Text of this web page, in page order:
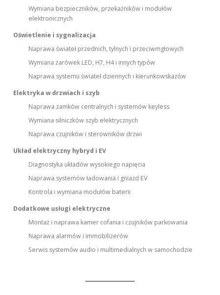
Wymiana bezpieczników, przekaźników i modułów
elektronicznych
Oświetlenie i sygnalizacja
Naprawa świateł przednich, tylnych i przeciwmgłowych
Wymiana żarówek LED, H7, H4 i innych typów
Naprawa systemu świateł dziennych i kierunkowskazów
Elektryka w drzwiach i szyb
Naprawa zamków centralnych i systemów keyless
Wymiana silniczków szyb elektrycznych
Naprawa czujników i sterowników drzwi
Układ elektryczny hybryd i EV
Diagnostyka układów wysokiego napięcia
Naprawa systemów ładowania i gniazd EV
Kontrola i wymiana modułów baterii
Dodatkowe usługi elektryczne
Montaż i naprawa kamer cofania i czujników parkowania
Naprawa alarmów i immobilizerów
Serwis systemów audio i multimedialnych w samochodzie